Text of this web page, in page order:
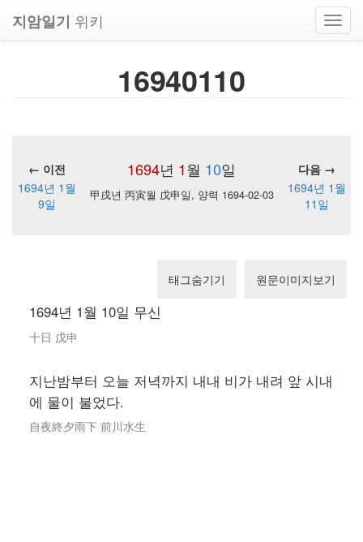
지암일기 위키
16940110
1694년 1월 10일
← 이전
다음 →
1694년 1월
9일
甲戌년 丙寅월 戊申일, 양력 1694-02-03
1694년 1월
11일
태그숨기기 원문이미지보기
1694년 1월 10일 무신
十日 戊申
지난밤부터 오늘 저녁까지 내내 비가 내려 앞 시내
에 물이 불었다.
自夜終夕雨下 前川水生